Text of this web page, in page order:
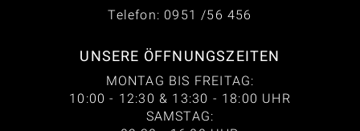
Telefon: 0951 /56 456
UNSERE ÖFFNUNGSZEITEN
MONTAG BIS FREITAG:
10:00 - 12:30 & 13:30 - 18:00 UHR
SAMSTAG: